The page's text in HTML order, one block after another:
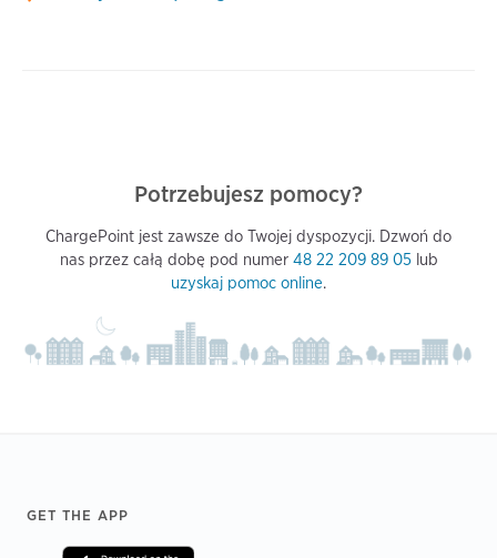
Potrzebujesz pomocy?
ChargePoint jest zawsze do Twojej dyspozycji. Dzwoń do
nas przez całą dobę pod numer 48 22 209 89 05lub
uzyskaj pomoc online.
Footer
GET THE APP